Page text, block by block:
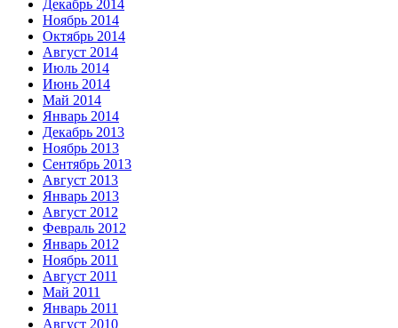
Декабрь 2014
Ноябрь 2014
Октябрь 2014
Август 2014
Июль 2014
Июнь 2014
Май 2014
Январь 2014
Декабрь 2013
Ноябрь 2013
Сентябрь 2013
Август 2013
Январь 2013
Август 2012
Февраль 2012
Январь 2012
Ноябрь 2011
Август 2011
Май 2011
Январь 2011
Август 2010